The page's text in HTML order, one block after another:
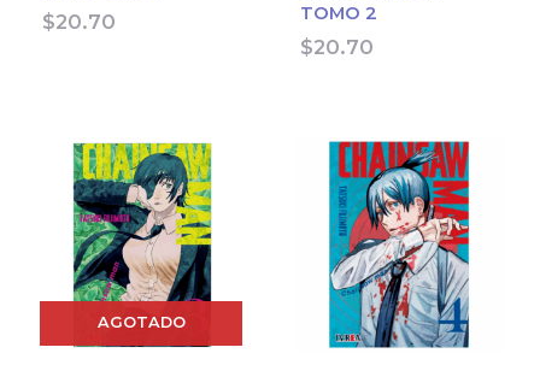
$20.70
TOMO 2
$20.70
AGOTADO